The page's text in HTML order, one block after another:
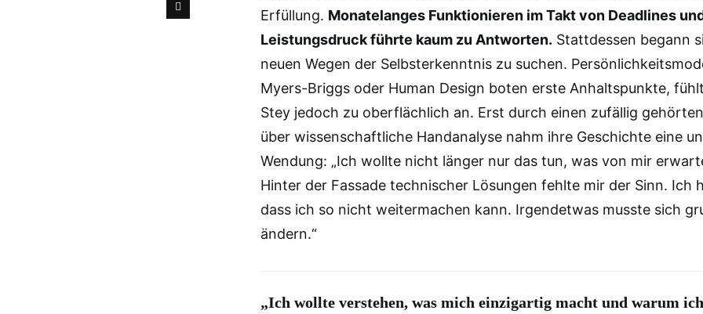
Erfüllung. Monatelanges Funktionieren im Takt von Deadlines
Leistungsdruck führte kaum zu Antworten. Stattdessen begann
neuen Wegen der Selbsterkenntnis zu suchen.
Myers-Briggs oder Human Design boten erste Anhaltspunkte,
Stey jedoch zu oberflächlich an. Erst durch einen zufällig
über wissenschaftliche Handanalyse nahm ihre Geschichte eine
Wendung: „Ich wollte nicht länger nur das tun, was von mir
Hinter der Fassade technischer Lösungen fehlte mir der Sinn. Ich
dass ich so nicht weitermachen kann. Irgendetwas musste sich
ändern.“
„Ich wollte verstehen, was mich einzigartig macht und warum